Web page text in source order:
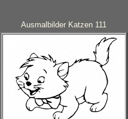
Ausmalbilder Katzen 111